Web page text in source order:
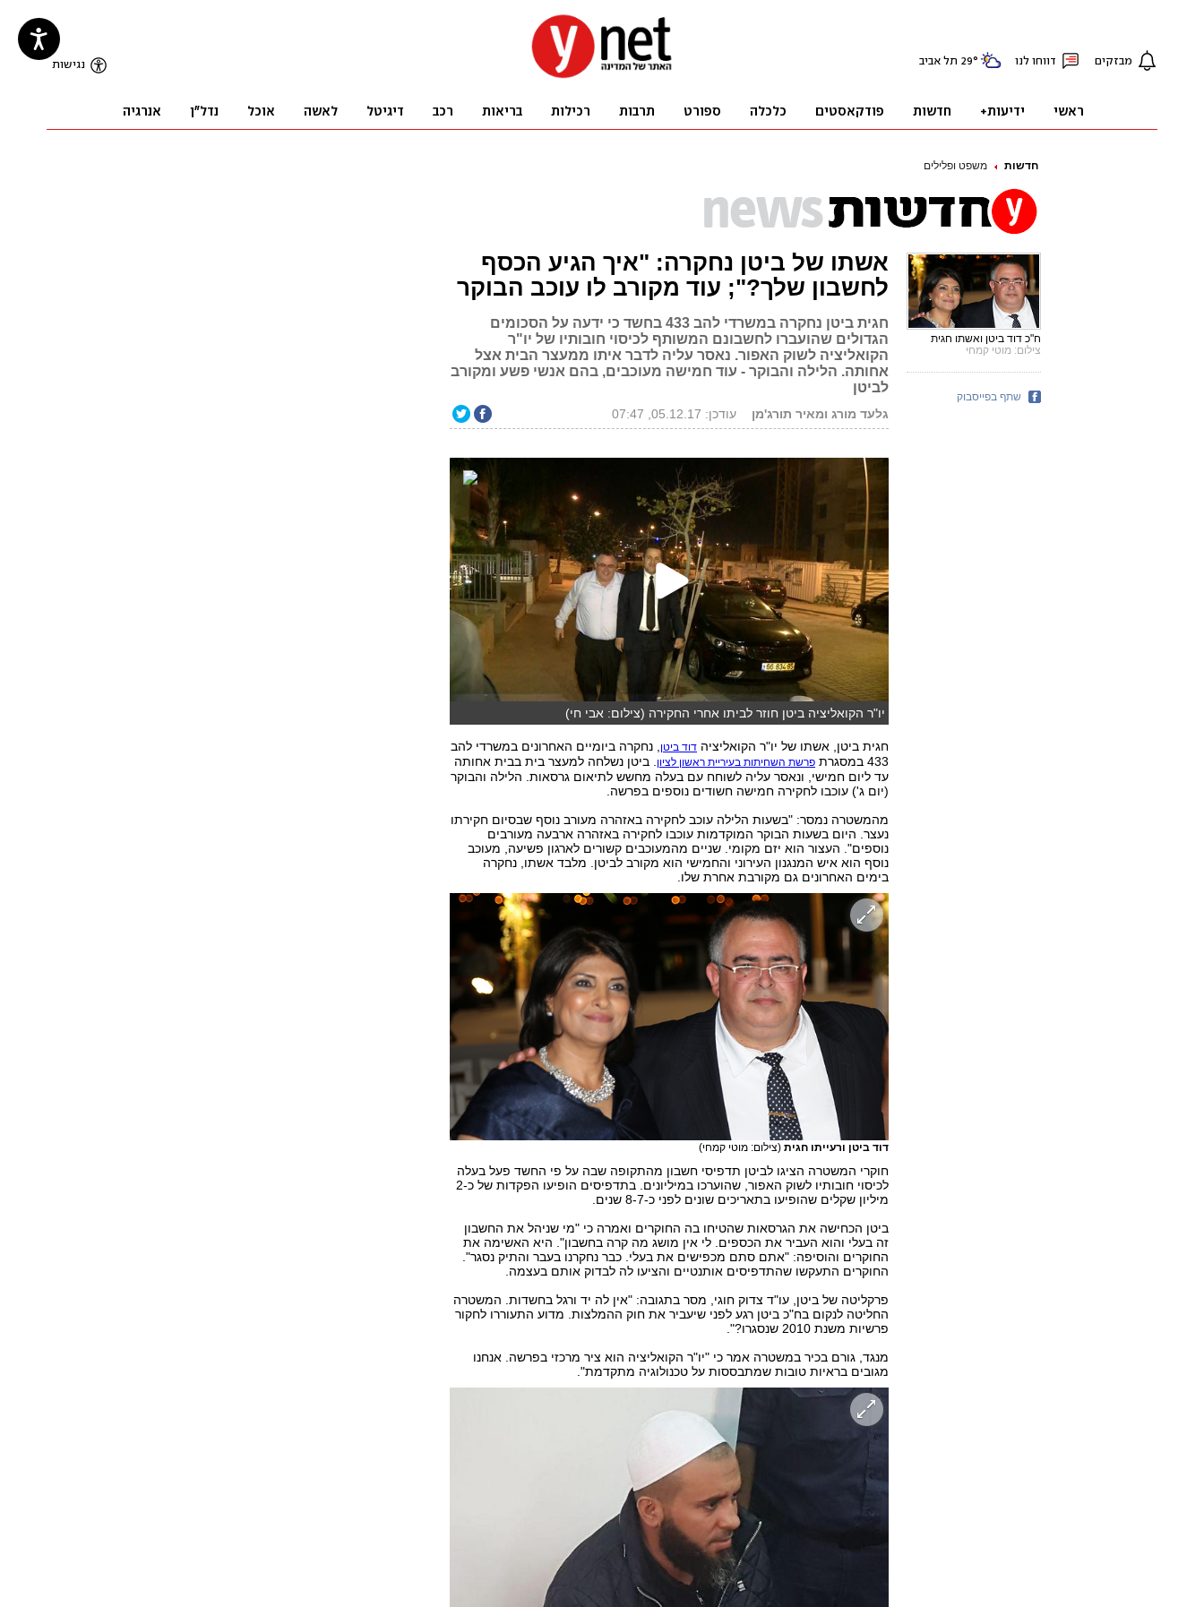
חדשות משפט ופלילים
אשתו של ביטן נחקרה: "איך הגיע הכסף
לחשבון שלך?"; עוד מקורב לו עוכב הבוקר
חגית ביטן נחקרה במשרדי להב 433 בחשד כי ידעה על הסכומים
הגדולים שהועברו לחשבונם המשותף לכיסוי חובותיו של יו"ר
הקואליציה לשוק האפור. נאסר עליה לדבר איתו ממעצר הבית אצל
אחותה. הלילה והבוקר - עוד חמישה מעוכבים, בהם אנשי פשע ומקורב
לביטן
גלעד מורג ומאיר תורג'מן עודכן: 05.12.17, 07:47
יו"ר הקואליציה ביטן חוזר לביתו אחרי החקירה (צילום: אבי חי)
חגית ביטן, אשתו של יו"ר הקואליציה דוד ביטן
, נחקרה ביומיים האחרונים במשרדי להב
433 במסגרת
פרשת השחיתות בעיריית ראשון לציון
. ביטן נשלחה למעצר בית בבית אחותה
עד ליום חמישי, ונאסר עליה לשוחח עם בעלה מחשש לתיאום גרסאות. הלילה והבוקר
(יום ג') עוכבו לחקירה חמישה חשודים נוספים בפרשה.
מהמשטרה נמסר: "בשעות הלילה עוכב לחקירה באזהרה מעורב נוסף שבסיום חקירתו
נעצר. היום בשעות הבוקר המוקדמות עוכבו לחקירה באזהרה ארבעה מעורבים
נוספים". העצור הוא יזם מקומי. שניים מהמעוכבים קשורים לארגון פשיעה, מעוכב
נוסף הוא איש המנגנון העירוני והחמישי הוא מקורב לביטן. מלבד אשתו, נחקרה
בימים האחרונים גם מקורבת אחרת שלו.
דוד ביטן ורעייתו חגית (צילום: מוטי קמחי)
חוקרי המשטרה הציגו לביטן תדפיסי חשבון מהתקופה שבה על פי החשד פעל בעלה
לכיסוי חובותיו לשוק האפור, שהוערכו במיליונים. בתדפיסים הופיעו הפקדות של כ-2
מיליון שקלים שהופיעו בתאריכים שונים לפני כ-8-7 שנים.
ביטן הכחישה את הגרסאות שהטיחו בה החוקרים ואמרה כי "מי שניהל את החשבון
זה בעלי והוא העביר את הכספים. לי אין מושג מה קרה בחשבון". היא האשימה את
החוקרים והוסיפה: "אתם סתם מכפישים את בעלי. כבר נחקרנו בעבר והתיק נסגר".
החוקרים התעקשו שהתדפיסים אותנטיים והציעו לה לבדוק אותם בעצמה.
פרקליטה של ביטן, עו"ד צדוק חוגי, מסר בתגובה: "אין לה יד ורגל בחשדות. המשטרה
החליטה לנקום בח"כ ביטן רגע לפני שיעביר את חוק ההמלצות. מדוע התעוררו לחקור
פרשיות משנת 2010 שנסגרו?".
מנגד, גורם בכיר במשטרה אמר כי "יו"ר הקואליציה הוא ציר מרכזי בפרשה. אנחנו
מגובים בראיות טובות שמתבססות על טכנולוגיה מתקדמת".
ח"כ דוד ביטן ואשתו חגית
צילום: מוטי קמחי
שתף בפייסבוק